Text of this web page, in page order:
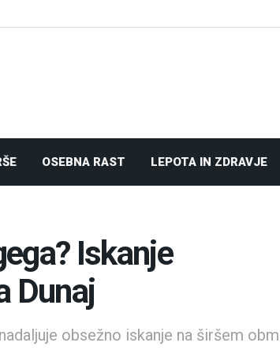
OSEBNA RAST LEPOTA IN ZDRAVJE
Iskanje
Dunaj
obsežno iskanje na širšem